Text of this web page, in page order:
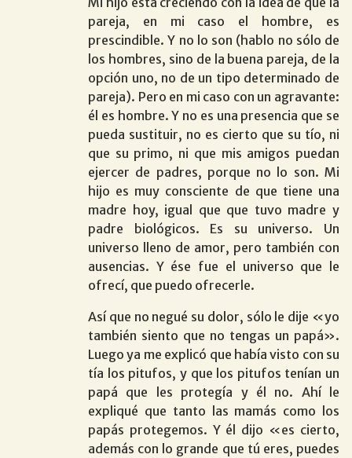
pareja, en mi caso el hombre, es
prescindible. Y no lo son (hablo no sólo de
los hombres, sino de la buena pareja, de la
opción uno, no de un tipo determinado de
pareja). Pero en mi caso con un agravante:
él es hombre. Y no es una presencia que se
pueda sustituir, no es cierto que su tío, ni
que su primo, ni que mis amigos puedan
ejercer de padres, porque no lo son. Mi
hijo es muy consciente de que tiene una
madre hoy, igual que que tuvo madre y
padre biológicos. Es su universo. Un
universo lleno de amor, pero también con
ausencias. Y ése fue el universo que le
ofrecí, que puedo ofrecerle.
Así que no negué su dolor, sólo le dije «yo
también siento que no tengas un papá».
Luego ya me explicó que había visto con su
tía los pitufos, y que los pitufos tenían un
papá que les protegía y él no. Ahí le
expliqué que tanto las mamás como los
papás protegemos. Y él dijo «es cierto,
además con lo grande que tú eres, puedes